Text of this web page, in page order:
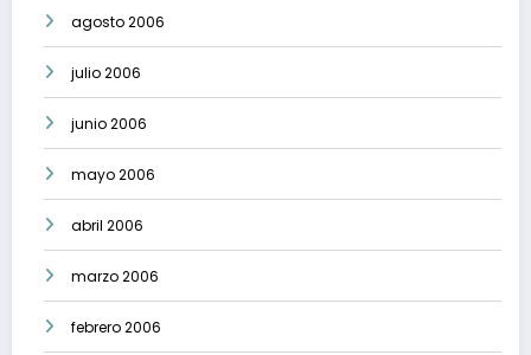
agosto 2006
julio 2006
junio 2006
mayo 2006
abril 2006
marzo 2006
febrero 2006